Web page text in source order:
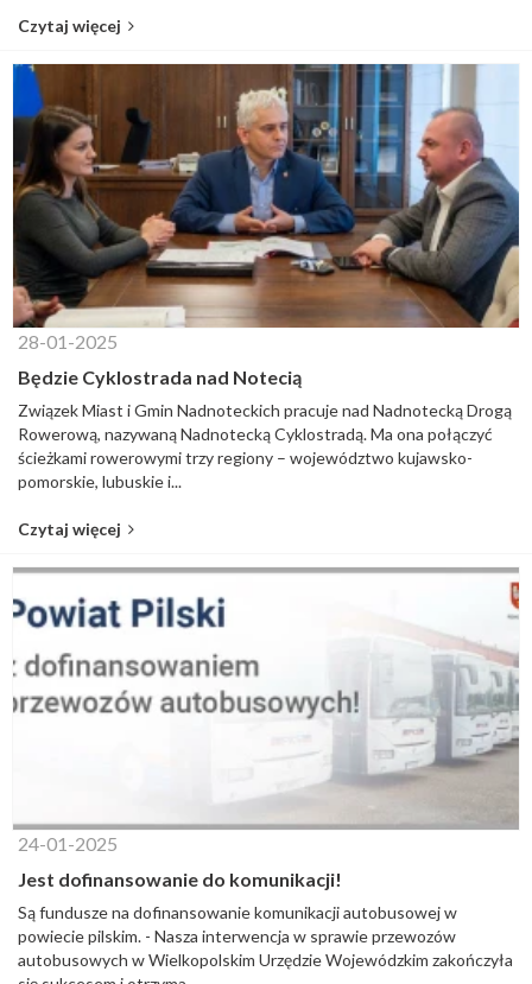
Czytaj więcej
28-01-2025
Będzie Cyklostrada nad Notecią
Związek Miast i Gmin Nadnoteckich pracuje nad Nadnotecką Drogą
Rowerową, nazywaną Nadnotecką Cyklostradą. Ma ona połączyć
ścieżkami rowerowymi trzy regiony – województwo kujawsko-
pomorskie, lubuskie i...
Czytaj więcej
24-01-2025
Jest dofinansowanie do komunikacji!
Są fundusze na dofinansowanie komunikacji autobusowej w
powiecie pilskim. - Nasza interwencja w sprawie przewozów
autobusowych w Wielkopolskim Urzędzie Wojewódzkim zakończyła